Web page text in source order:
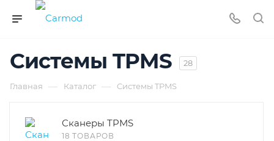
Cистемы TPMS 28
Главная — Каталог — Cистемы TPMS
Сканеры TPMS
18 ТОВАРОВ